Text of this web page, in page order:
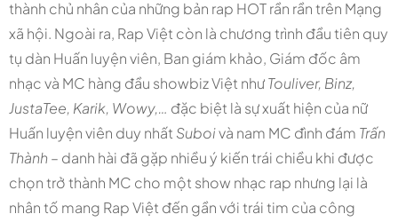
thành chủ nhân của những bản rap HOT rần rần trên Mạng
xã hội. Ngoài ra, Rap Việt còn là chương trình đầu tiên quy
tụ dàn Huấn luyện viên, Ban giám khảo, Giám đốc âm
nhạc và MC hàng đầu showbiz Việt nhưTouliver, Binz,
JustaTee, Karik, Wowy,… đặc biệt là sự xuất hiện của nữ
Huấn luyện viên duy nhất Suboivà nam MC đình đám Trấn
Thành – danh hài đã gặp nhiều ý kiến trái chiều khi được
chọn trở thành MC cho một show nhạc rap nhưng lại là
nhân tố mang Rap Việt đến gần với trái tim của công